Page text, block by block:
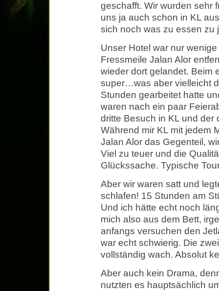
geschafft. Wir wurden sehr
uns ja auch schon in KL
sich noch was zu essen zu
Unser Hotel war nur
Fressmeile Jalan Alor
wieder dort gelandet. Beim
super…was aber vielleicht
Stunden gearbeitet hatte
waren nach ein paar
dritte Besuch in KL und der
Während mir KL mit jedem
Jalan Alor das Gegenteil,
Viel zu teuer und die
Glückssache. Typische
Aber wir waren satt und
schlafen! 15 Stunden am
Und ich hätte echt noch
mich also aus dem Bett,
anfangs versuchen den
war echt schwierig. Die
vollständig wach. Absolut
Aber auch kein Drama,
nutzten es hauptsächlich